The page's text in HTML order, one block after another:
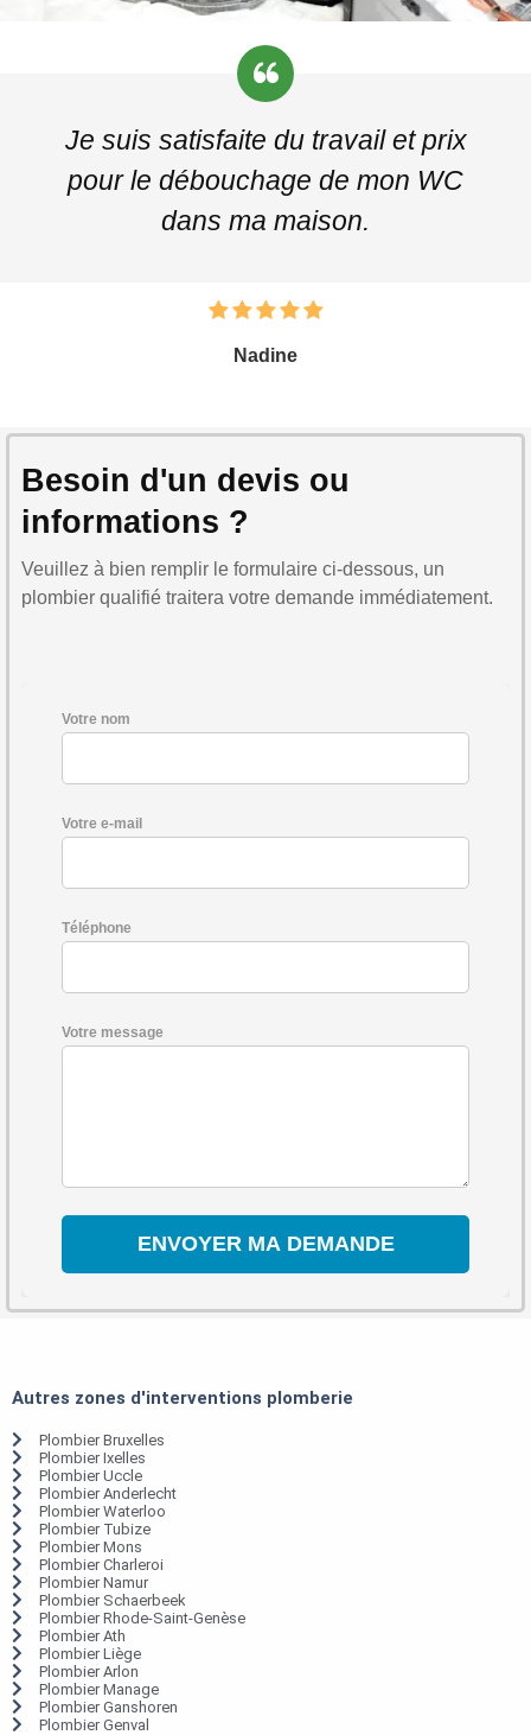
Je suis satisfaite du travail et prix
pour le débouchage de mon WC
dans ma maison.
Nadine
Besoin d'un devis ou
informations ?
Veuillez à bien remplir le formulaire ci-dessous, un
plombier qualifié traitera votre demande immédiatement.
Votre nom
Votre e-mail
Téléphone
Votre message
Autres zones d'interventions plomberie
Plombier Bruxelles
Plombier Ixelles
Plombier Uccle
Plombier Anderlecht
Plombier Waterloo
Plombier Tubize
Plombier Mons
Plombier Charleroi
Plombier Namur
Plombier Schaerbeek
Plombier Rhode-Saint-Genèse
Plombier Ath
Plombier Liège
Plombier Arlon
Plombier Manage
Plombier Ganshoren
Plombier Genval